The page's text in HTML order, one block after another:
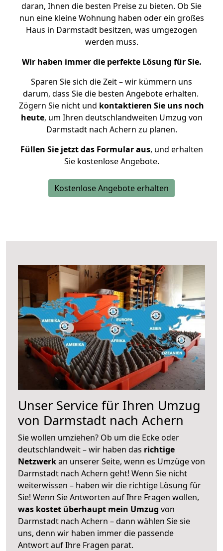
daran, Ihnen die besten Preise zu bieten. Ob Sie
nun eine kleine Wohnung haben oder ein großes
Haus in Darmstadt besitzen, was umgezogen
werden muss.
Wir haben immer die perfekte Lösung für Sie.
Sparen Sie sich die Zeit – wir kümmern uns
darum, dass Sie die besten Angebote erhalten.
Zögern Sie nicht und kontaktieren Sie uns noch
heute, um Ihren deutschlandweiten Umzug von
Darmstadt nach Achern zu planen.
Füllen Sie jetzt das Formular aus, und erhalten
Sie kostenlose Angebote.
Kostenlose Angebote erhalten
Unser Service für Ihren Umzug
von Darmstadt nach Achern
Sie wollen umziehen? Ob um die Ecke oder
deutschlandweit – wir haben das richtige
Netzwerkan unserer Seite, wenn es Umzüge von
Darmstadt nach Achern geht! Wenn Sie nicht
weiterwissen – haben wir die richtige Lösung für
Sie! Wenn Sie Antworten auf Ihre Fragen wollen,
was kostet überhaupt mein Umzug von
Darmstadt nach Achern – dann wählen Sie sie
uns, denn wir haben immer die passende
Antwort auf Ihre Fragen parat.